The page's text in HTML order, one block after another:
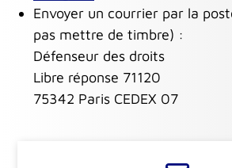
Envoyer un courrier par la
pas mettre de timbre) :
Défenseur des droits
Libre réponse 71120
75342 Paris CEDEX 07